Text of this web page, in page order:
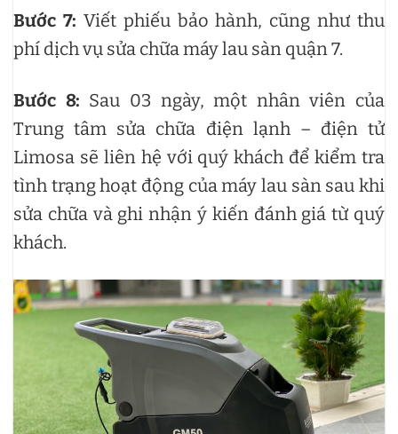
Bước 7: Viết phiếu bảo hành, cũng như thu
phí dịch vụ sửa chữa máy lau sàn quận 7.
Bước 8: Sau 03 ngày, một nhân viên của
Trung tâm sửa chữa điện lạnh – điện tử
Limosa sẽ liên hệ với quý khách để kiểm tra
tình trạng hoạt động của máy lau sàn sau khi
sửa chữa và ghi nhận ý kiến đánh giá từ quý
khách.